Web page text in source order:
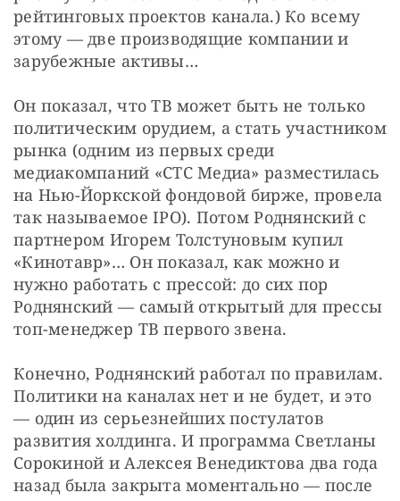
рейтинговых проектов канала.) Ко всему
этому — две производящие компании и
зарубежные активы…
Он показал, что ТВ может быть не только
политическим орудием, а стать участником
рынка (одним из первых среди
медиакомпаний «СТС Медиа» разместилась
на Нью-Йоркской фондовой бирже, провела
так называемое IPO). Потом Роднянский с
партнером Игорем Толстуновым купил
«Кинотавр»… Он показал, как можно и
нужно работать с прессой: до сих пор
Роднянский — самый открытый для прессы
топ-менеджер ТВ первого звена.
Конечно, Роднянский работал по правилам.
Политики на каналах нет и не будет, и это
— один из серьезнейших постулатов
развития холдинга. И программа Светланы
Сорокиной и Алексея Венедиктова два года
назад была закрыта моментально — после